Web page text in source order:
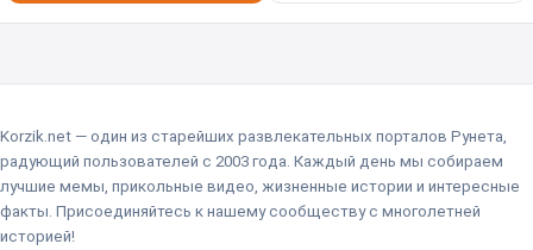
Korzik.net — один из старейших развлекательных порталов Рунета,
радующий пользователей с 2003 года. Каждый день мы собираем
лучшие мемы, прикольные видео, жизненные истории и интересные
факты. Присоединяйтесь к нашему сообществу с многолетней
историей!